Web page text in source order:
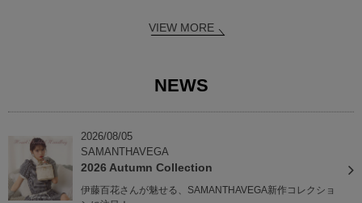
VIEW MORE
NEWS
2026/08/05
SAMANTHAVEGA
2026 Autumn Collection
伊藤百花さんが魅せる、SAMANTHAVEGA新作コレクショ